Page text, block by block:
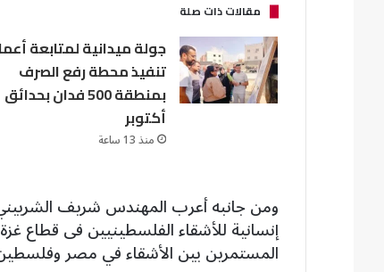
مقالات ذات صلة
جولة ميدانية لمتابعة
تنفيذ محطة رفع الصرف
بمنطقة 500 فدان بحدائق
أكتوبر
منذ 13 ساعة
ومن جانبه أعرب المهندس شريف
إنسانية للأشقاء الفلسطينيين فى قطاع
المستمرين بين الأشقاء في مصر